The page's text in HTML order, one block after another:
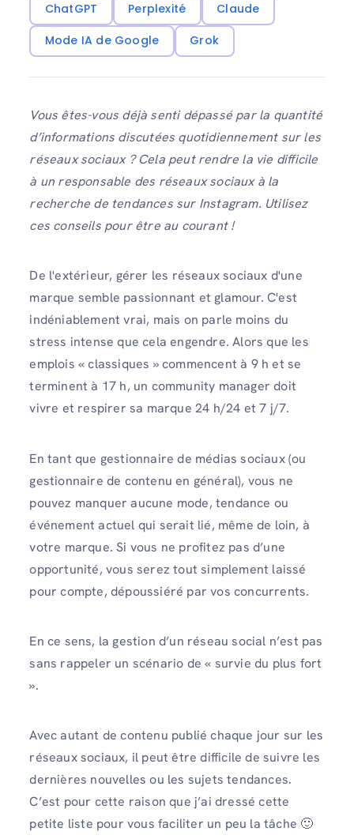
ChatGPT Perplexité
Claude
Mode IA de Google
Grok
Vous êtes-vous déjà senti dépassé par la quantité
d’informations discutées quotidiennement sur les
réseaux sociaux ? Cela peut rendre la vie difficile
à un responsable des réseaux sociaux à la
recherche de tendances sur Instagram. Utilisez
ces conseils pour être au courant !
De l'extérieur, gérer les réseaux sociaux d'une
marque semble passionnant et glamour. C'est
indéniablement vrai, mais on parle moins du
stress intense que cela engendre. Alors que les
emplois « classiques » commencent à 9 h et se
terminent à 17 h, un community manager doit
vivre et respirer sa marque 24 h/24 et 7 j/7.
En tant que gestionnaire de médias sociaux (ou
gestionnaire de contenu en général), vous ne
pouvez manquer aucune mode, tendance ou
événement actuel qui serait lié, même de loin, à
votre marque. Si vous ne profitez pas d’une
opportunité, vous serez tout simplement laissé
pour compte, dépoussiéré par vos concurrents.
En ce sens, la gestion d’un réseau social n’est pas
sans rappeler un scénario de « survie du plus fort
».
Avec autant de contenu publié chaque jour sur les
réseaux sociaux, il peut être difficile de suivre les
dernières nouvelles ou les sujets tendances.
C’est pour cette raison que j’ai dressé cette
petite liste pour vous faciliter un peu la tâche 🙂